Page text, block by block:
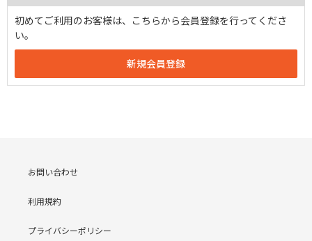
初めてご利用のお客様は、こちらから会員登録を行ってくださ
い。
お問い合わせ
利用規約
プライバシーポリシー